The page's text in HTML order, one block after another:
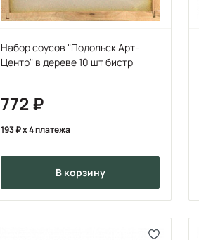
Набор соусов "Подольск Арт-
Центр" в дереве 10 шт бистр
772
193 x 4 платежа
в корзину